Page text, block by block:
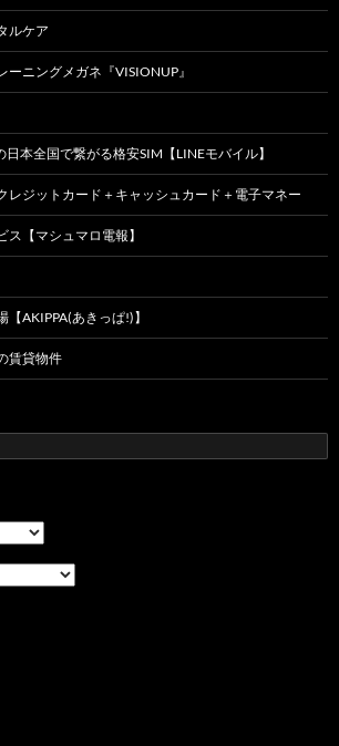
ルケア
ニングメガネ『VISIONUP』
本全国で繋がる格安SIM【LINEモバイル】
レジットカード＋キャッシュカード＋電子マネー
【マシュマロ電報】
AKIPPA(あきっぱ!)】
賃貸物件